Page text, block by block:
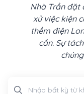
Nhà Trần đặt
xử việc kiện
thềm điện
cần. Sự